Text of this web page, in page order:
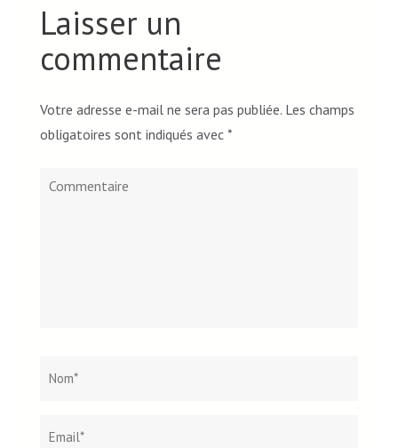
Laisser un
commentaire
Votre adresse e-mail ne sera pas publiée. Les champs
obligatoires sont indiqués avec *
Commentaire